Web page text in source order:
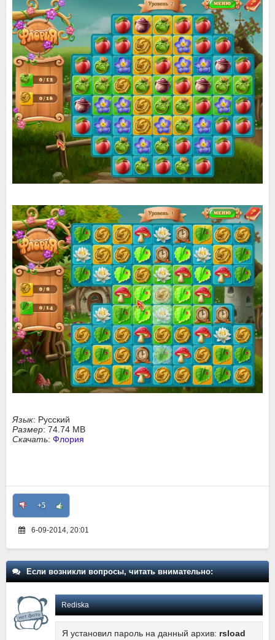
Язык: Русский
Размер: 74.74 MB
Скачать: Флория
+5
6-09-2014, 20:01
Если возникли вопросы, читать внимательно:
Rediska
Я установил пароль на данный архив: rsload